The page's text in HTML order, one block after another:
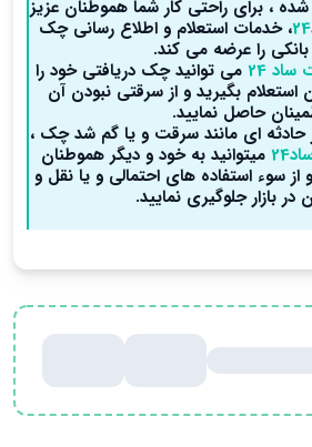
، برای راحتی کار شما هموطنان عزیز
، خدمات استعلام و اطلاع رسانی چک
را عرضه می کند.
24 می توانید چک دریافتی خود را
استعلام بگیرید و از سرقتی نبودن آن
حاصل نمایید.
ای مانند سرقت و یا گم شد چک ،
میتوانید به خود و دیگر هموطنان
از سوء استفاده های احتمالی و یا نقل و
در بازار جلوگیری نمایید.